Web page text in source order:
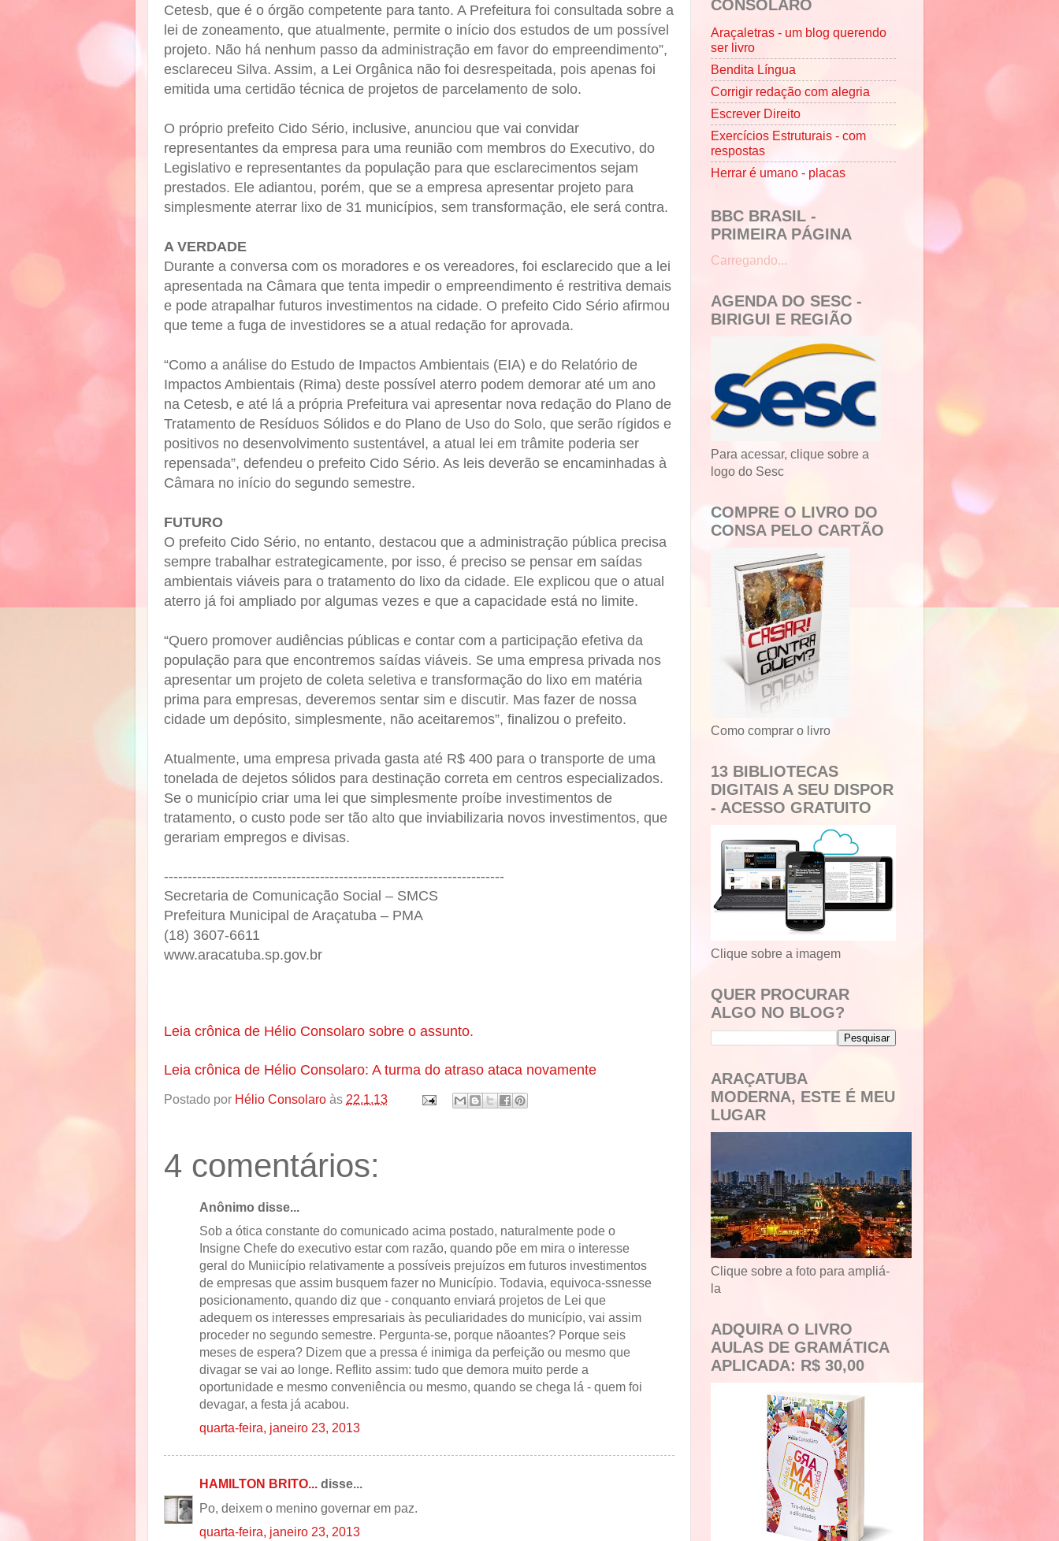
Cetesb, que é o órgão competente para tanto. A Prefeitura foi consultada sobre a
lei de zoneamento, que atualmente, permite o início dos estudos de um possível
projeto. Não há nenhum passo da administração em favor do empreendimento”,
esclareceu Silva. Assim, a Lei Orgânica não foi desrespeitada, pois apenas foi
emitida uma certidão técnica de projetos de parcelamento de solo.
O próprio prefeito Cido Sério, inclusive, anunciou que vai convidar
representantes da empresa para uma reunião com membros do Executivo, do
Legislativo e representantes da população para que esclarecimentos sejam
prestados. Ele adiantou, porém, que se a empresa apresentar projeto para
simplesmente aterrar lixo de 31 municípios, sem transformação, ele será contra.
A VERDADE
Durante a conversa com os moradores e os vereadores, foi esclarecido que a lei
apresentada na Câmara que tenta impedir o empreendimento é restritiva demais
e pode atrapalhar futuros investimentos na cidade. O prefeito Cido Sério afirmou
que teme a fuga de investidores se a atual redação for aprovada.
“Como a análise do Estudo de Impactos Ambientais (EIA) e do Relatório de
Impactos Ambientais (Rima) deste possível aterro podem demorar até um ano
na Cetesb, e até lá a própria Prefeitura vai apresentar nova redação do Plano de
Tratamento de Resíduos Sólidos e do Plano de Uso do Solo, que serão rígidos e
positivos no desenvolvimento sustentável, a atual lei em trâmite poderia ser
repensada”, defendeu o prefeito Cido Sério. As leis deverão se encaminhadas à
Câmara no início do segundo semestre.
FUTURO
O prefeito Cido Sério, no entanto, destacou que a administração pública precisa
sempre trabalhar estrategicamente, por isso, é preciso se pensar em saídas
ambientais viáveis para o tratamento do lixo da cidade. Ele explicou que o atual
aterro já foi ampliado por algumas vezes e que a capacidade está no limite.
“Quero promover audiências públicas e contar com a participação efetiva da
população para que encontremos saídas viáveis. Se uma empresa privada nos
apresentar um projeto de coleta seletiva e transformação do lixo em matéria
prima para empresas, deveremos sentar sim e discutir. Mas fazer de nossa
cidade um depósito, simplesmente, não aceitaremos”, finalizou o prefeito.
Atualmente, uma empresa privada gasta até R$ 400 para o transporte de uma
tonelada de dejetos sólidos para destinação correta em centros especializados.
Se o município criar uma lei que simplesmente proíbe investimentos de
tratamento, o custo pode ser tão alto que inviabilizaria novos investimentos, que
gerariam empregos e divisas.
------------------------------------------------------------------------
Secretaria de Comunicação Social – SMCS
Prefeitura Municipal de Araçatuba – PMA
(18) 3607-6611
www.aracatuba.sp.gov.br
Leia crônica de Hélio Consolaro sobre o assunto.
Leia crônica de Hélio Consolaro: A turma do atraso ataca novamente
Postado por Hélio Consolaro às 22.1.13
4 comentários:
Anônimo disse...
Sob a ótica constante do comunicado acima postado, naturalmente pode o
Insigne Chefe do executivo estar com razão, quando põe em mira o interesse
geral do Muniicípio relativamente a possíveis prejuízos em futuros investimentos
de empresas que assim busquem fazer no Município. Todavia, equivoca-ssnesse
posicionamento, quando diz que - conquanto enviará projetos de Lei que
adequem os interesses empresariais às peculiaridades do município, vai assim
proceder no segundo semestre. Pergunta-se, porque nãoantes? Porque seis
meses de espera? Dizem que a pressa é inimiga da perfeição ou mesmo que
divagar se vai ao longe. Reflito assim: tudo que demora muito perde a
oportunidade e mesmo conveniência ou mesmo, quando se chega lá - quem foi
devagar, a festa já acabou.
quarta-feira, janeiro 23, 2013
HAMILTON BRITO... disse...
Po, deixem o menino governar em paz.
quarta-feira, janeiro 23, 2013
CONSOLARO
Araçaletras - um blog querendo
ser livro
Bendita Língua
Corrigir redação com alegria
Escrever Direito
Exercícios Estruturais - com
respostas
Herrar é umano - placas
BBC BRASIL -
PRIMEIRA PÁGINA
Carregando...
AGENDA DO SESC -
BIRIGUI E REGIÃO
Para acessar, clique sobre a
logo do Sesc
COMPRE O LIVRO DO
CONSA PELO CARTÃO
Como comprar o livro
13 BIBLIOTECAS
DIGITAIS A SEU DISPOR
- ACESSO GRATUITO
Clique sobre a imagem
QUER PROCURAR
ALGO NO BLOG?
ARAÇATUBA
MODERNA, ESTE É MEU
LUGAR
Clique sobre a foto para ampliá-
la
ADQUIRA O LIVRO
AULAS DE GRAMÁTICA
APLICADA: R$ 30,00